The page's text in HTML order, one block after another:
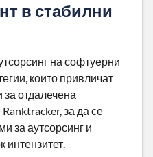
в стабилни
на софтуерни
които привличат
отдалечена
за да се
за аутсорсинг и